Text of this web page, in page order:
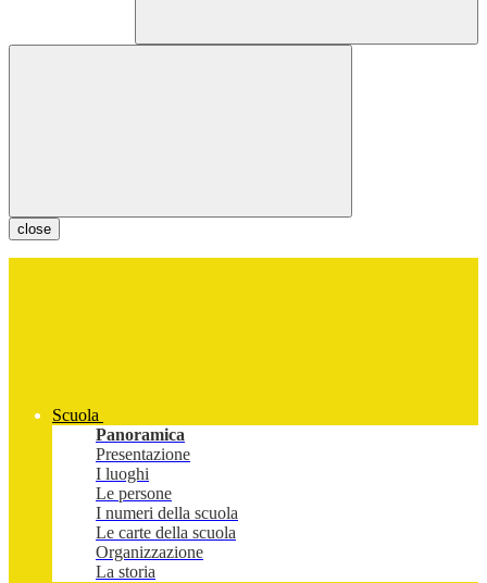
close
Scuola
Panoramica
Presentazione
I luoghi
Le persone
I numeri della scuola
Le carte della scuola
Organizzazione
La storia